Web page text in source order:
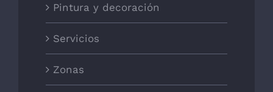
Pintura y decoración
Servicios
Zonas